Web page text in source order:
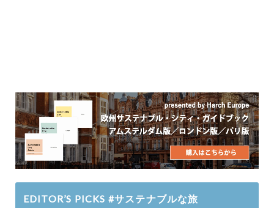
EDITOR’S PICKS #サステナブルな旅